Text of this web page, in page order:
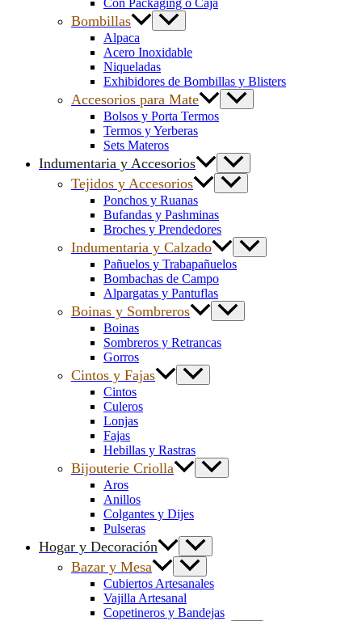
Bombillas
Alpaca
Acero Inoxidable
Niqueladas
Exhibidores de Bombillas y Blisters
Accesorios para Mate
Bolsos y Porta Termos
Termos y Yerberas
Sets Materos
Indumentaria y Accesorios
Tejidos y Accesorios
Ponchos y Ruanas
Bufandas y Pashminas
Broches y Prendedores
Indumentaria y Calzado
Pañuelos y Trabapañuelos
Bombachas de Campo
Alpargatas y Pantuflas
Boinas y Sombreros
Boinas
Sombreros y Retrancas
Gorros
Cintos y Fajas
Cintos
Culeros
Lonjas
Fajas
Hebillas y Rastras
Bijouterie Criolla
Aros
Anillos
Colgantes y Dijes
Pulseras
Hogar y Decoración
Bazar y Mesa
Cubiertos Artesanales
Vajilla Artesanal
Copetineros y Bandejas